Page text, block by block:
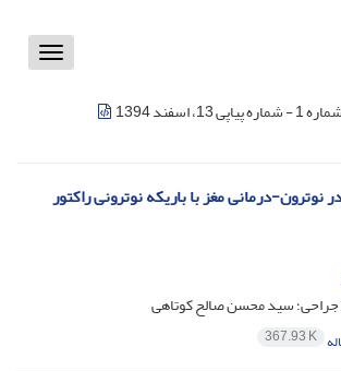
Toggle
نوترون-درمانی مغز با باریکه نوترونی راکتور
سید محسن صالح کوتاهی
367.93 K